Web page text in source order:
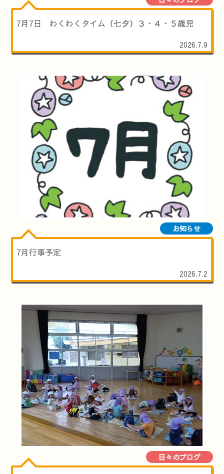
7月7日 わくわくタイム（七夕）３・４・５歳児
2026.7.9
お知らせ
7月行事予定
2026.7.2
日々のブログ